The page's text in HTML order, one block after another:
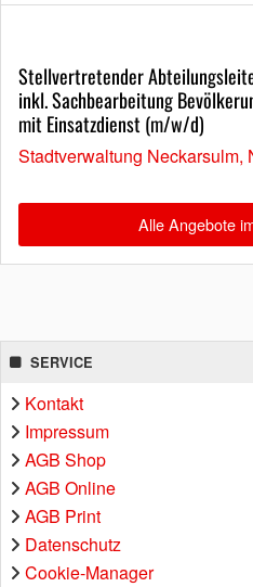
Stellvertretender
inkl. Sachbearbeitung
mit Einsatzdienst (m/w/d)
Stadtverwaltung Neckarsulm,
Alle Angebote
SERVICE
Kontakt
Impressum
AGB Shop
AGB Online
AGB Print
Datenschutz
Cookie-Manager